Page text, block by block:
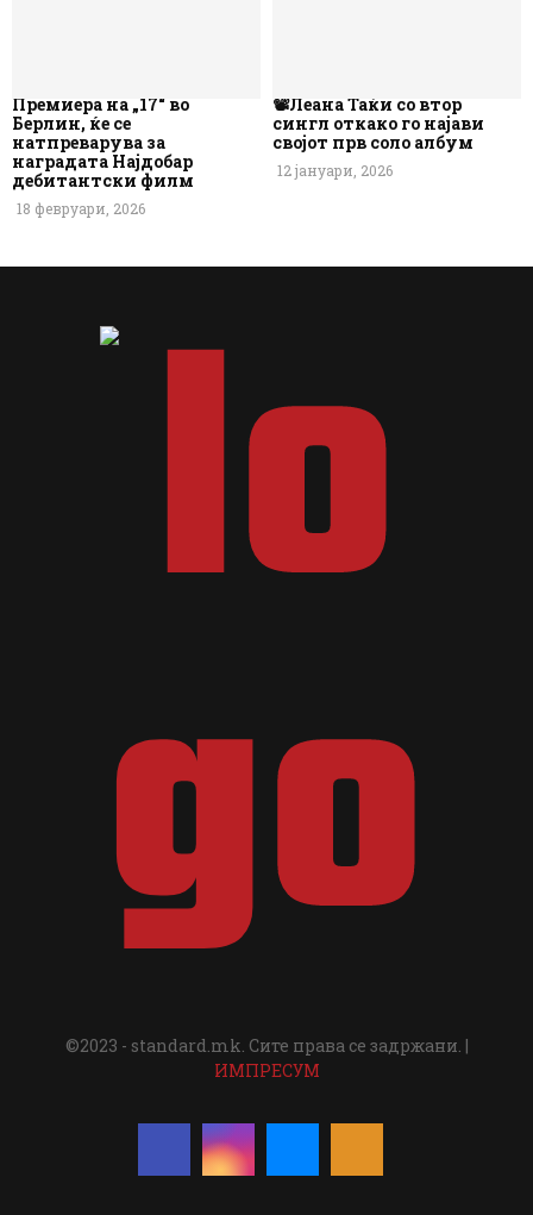
Премиера на „17“ во
Берлин, ќе се
натпреварува за
наградата Најдобар
дебитантски филм
18 февруари, 2026
📽️Леана Таќи со втор
сингл откако го најави
својот прв соло албум
12 јануари, 2026
©2023 - standard.mk. Сите права се задржани. |
ИМПРЕСУМ